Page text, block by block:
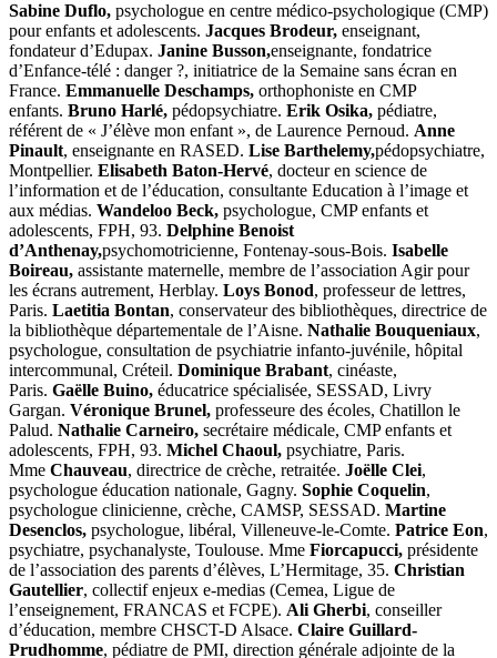
Sabine Duflo, psychologue en centre médico-psychologique (CMP)
pour enfants et adolescents. Jacques Brodeur, enseignant,
fondateur d’Edupax. Janine Busson,enseignante, fondatrice
d’Enfance-télé : danger ?, initiatrice de la Semaine sans écran en
France. Emmanuelle Deschamps, orthophoniste en CMP
enfants. Bruno Harlé, pédopsychiatre. Erik Osika, pédiatre,
référent de « J’élève mon enfant », de Laurence Pernoud. Anne
Pinault, enseignante en RASED. Lise Barthelemy,pédopsychiatre,
Montpellier. Elisabeth Baton-Hervé, docteur en science de
l’information et de l’éducation, consultante Education à l’image et
aux médias. Wandeloo Beck, psychologue, CMP enfants et
adolescents, FPH, 93. Delphine Benoist
d’Anthenay,psychomotricienne, Fontenay-sous-Bois. Isabelle
Boireau, assistante maternelle, membre de l’association Agir pour
les écrans autrement, Herblay. Loys Bonod, professeur de lettres,
Paris. Laetitia Bontan, conservateur des bibliothèques, directrice de
la bibliothèque départementale de l’Aisne. Nathalie Bouqueniaux,
psychologue, consultation de psychiatrie infanto-juvénile, hôpital
intercommunal, Créteil. Dominique Brabant, cinéaste,
Paris. Gaëlle Buino, éducatrice spécialisée, SESSAD, Livry
Gargan. Véronique Brunel, professeure des écoles, Chatillon le
Palud. Nathalie Carneiro, secrétaire médicale, CMP enfants et
adolescents, FPH, 93. Michel Chaoul, psychiatre, Paris.
Mme Chauveau, directrice de crèche, retraitée. Joëlle Clei,
psychologue éducation nationale, Gagny. Sophie Coquelin,
psychologue clinicienne, crèche, CAMSP, SESSAD. Martine
Desenclos, psychologue, libéral, Villeneuve-le-Comte. Patrice Eon,
psychiatre, psychanalyste, Toulouse. Mme Fiorcapucci, présidente
de l’association des parents d’élèves, L’Hermitage, 35. Christian
Gautellier, collectif enjeux e-medias (Cemea, Ligue de
l’enseignement, FRANCAS et FCPE). Ali Gherbi, conseiller
d’éducation, membre CHSCT-D Alsace. Claire Guillard-
Prudhomme, pédiatre de PMI, direction générale adjointe de la